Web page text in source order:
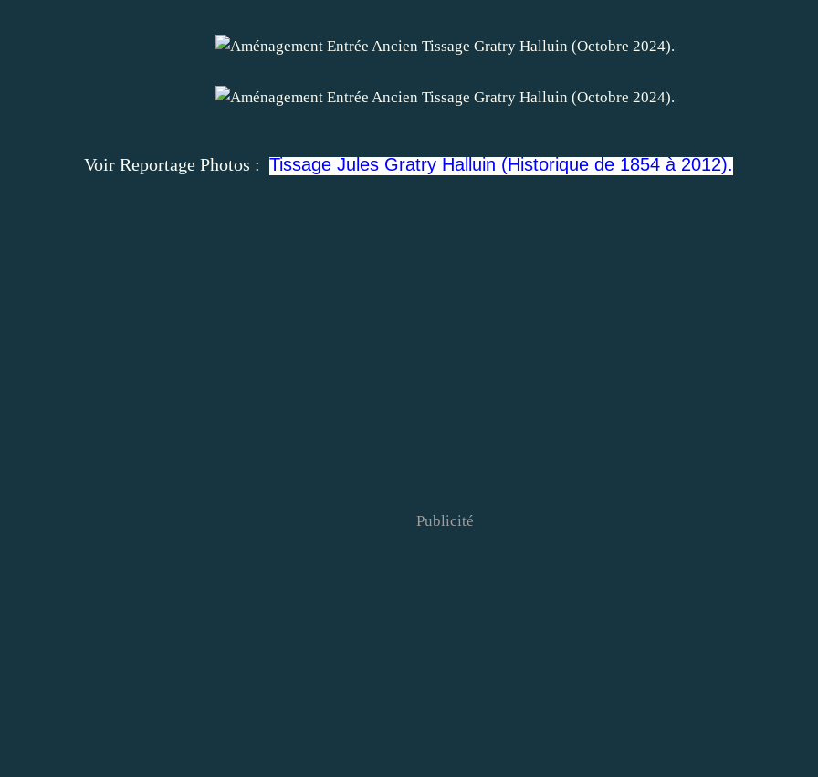
Voir Reportage Photos : Tissage Jules Gratry Halluin (Historique de 1854 à 2012).
Publicité